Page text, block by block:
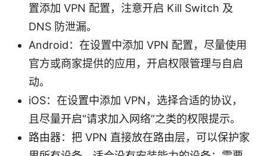
置添加 VPN 配置，注意开启 Kill Switch 及
DNS 防泄漏。
Android：在设置中添加 VPN 配置，尽量使用
官方或商家提供的应用，开启权限管理与自启
动。
iOS：在设置中添加 VPN，选择合适的协议，
且尽量开启“请求加入网络”之类的权限提示。
路由器：把 VPN 直接放在路由层，可以保护家